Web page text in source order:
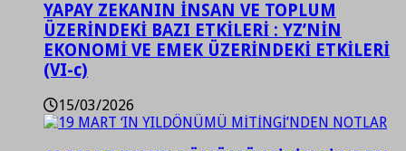
YAPAY ZEKANIN İNSAN VE TOPLUM
ÜZERİNDEKİ BAZI ETKİLERİ : YZ’NİN
EKONOMİ VE EMEK ÜZERİNDEKİ ETKİLERİ
(VI-c)
15/03/2026